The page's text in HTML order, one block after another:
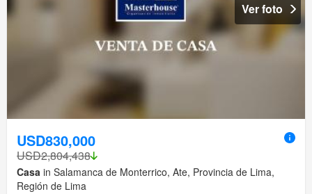
Ver foto
USD830,000
USD2,804,438
Casa in Salamanca de Monterrico, Ate, Provincia de Lima,
Región de Lima